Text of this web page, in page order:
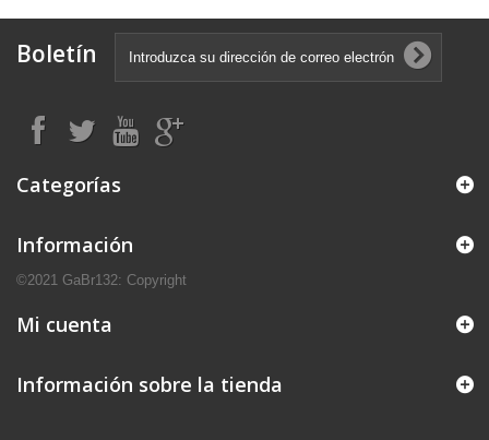
Boletín
Categorías
Información
©2021 GaBr132: Copyright
Mi cuenta
Información sobre la tienda